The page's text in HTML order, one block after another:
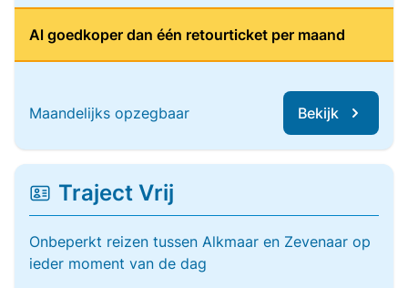
Al goedkoper dan één retourticket per maand
Maandelijks opzegbaar Bekijk
Traject Vrij
Onbeperkt reizen tussen Alkmaar en Zevenaar op
ieder moment van de dag